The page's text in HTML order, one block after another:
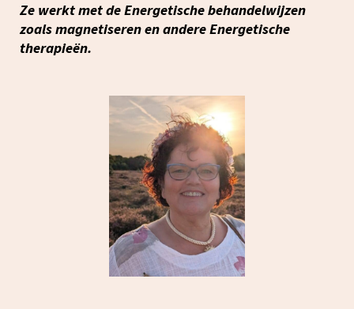
Ze werkt met de Energetische behandelwijzen
zoals magnetiseren en andere Energetische
therapieën.